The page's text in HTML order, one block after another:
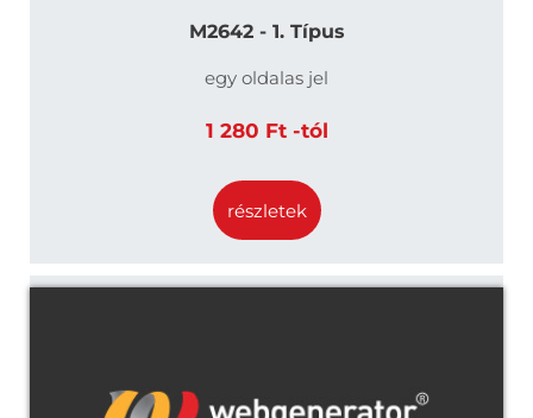
M2642 - 1. Típus
egy oldalas jel
1 280 Ft -tól
részletek